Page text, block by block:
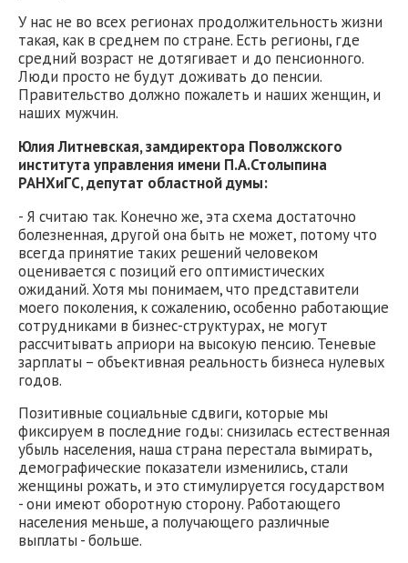
У нас не во всех регионах продолжительность жизни
такая, как в среднем по стране. Есть регионы, где
средний возраст не дотягивает и до пенсионного.
Люди просто не будут доживать до пенсии.
Правительство должно пожалеть и наших женщин, и
наших мужчин.
Юлия Литневская, замдиректора Поволжского
института управления имени П.А.Столыпина
РАНХиГС, депутат областной думы:
- Я считаю так. Конечно же, эта схема достаточно
болезненная, другой она быть не может, потому что
всегда принятие таких решений человеком
оценивается с позиций его оптимистических
ожиданий. Хотя мы понимаем, что представители
моего поколения, к сожалению, особенно работающие
сотрудниками в бизнес-структурах, не могут
рассчитывать априори на высокую пенсию. Теневые
зарплаты – объективная реальность бизнеса нулевых
годов.
Позитивные социальные сдвиги, которые мы
фиксируем в последние годы: снизилась естественная
убыль населения, наша страна перестала вымирать,
демографические показатели изменились, стали
женщины рожать, и это стимулируется государством
- они имеют оборотную сторону. Работающего
населения меньше, а получающего различные
выплаты - больше.